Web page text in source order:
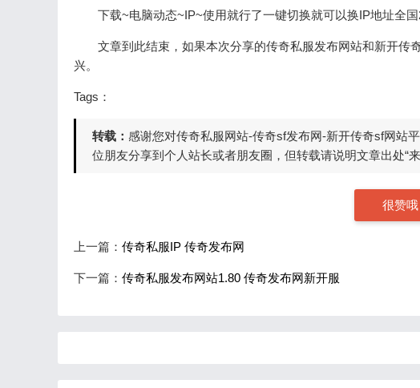
下载~电脑动态~IP~使用就行了一键切换就可以换IP地址全
文章到此结束，如果本次分享的传奇私服发布网站和新开传
兴。
Tags：
转载： 感谢您对传奇私服网站-传奇sf发布网-新开传奇sf网站
位朋友分享到个人站长或者朋友圈，但转载请说明文章出处“来
很赞哦
上一篇： 传奇私服IP 传奇发布网
下一篇： 传奇私服发布网站1.80 传奇发布网新开服